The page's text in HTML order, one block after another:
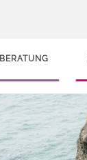
BERATUNG